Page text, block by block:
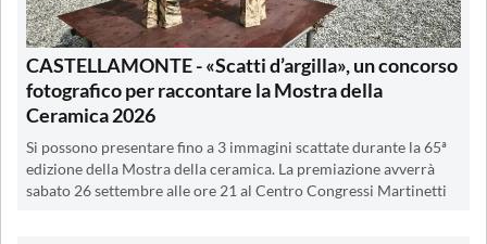
CASTELLAMONTE - «Scatti d’argilla», un concorso
fotografico per raccontare la Mostra della
Ceramica 2026
Si possono presentare fino a 3 immagini scattate durante la 65ª
edizione della Mostra della ceramica. La premiazione avverrà
sabato 26 settembre alle ore 21 al Centro Congressi Martinetti